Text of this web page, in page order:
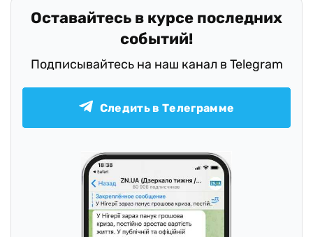
Оставайтесь в курсе последних
событий!
Подписывайтесь на наш канал в Telegram
Следить в Телеграмме